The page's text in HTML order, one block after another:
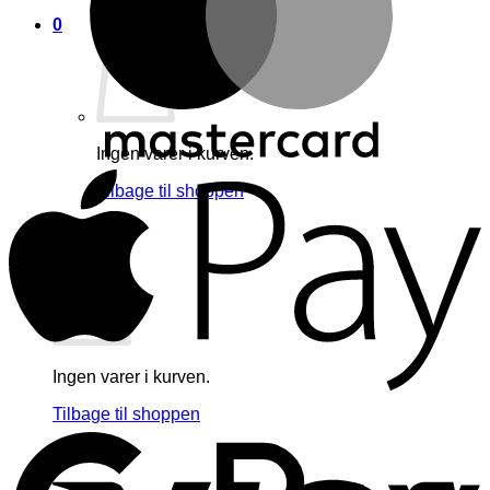
0
Ingen varer i kurven.
Tilbage til shoppen
Ingen varer i kurven.
Tilbage til shoppen